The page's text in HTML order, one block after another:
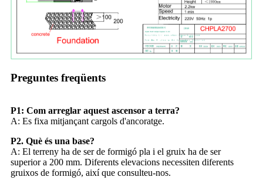
Preguntes freqüents
P1: Com arreglar aquest ascensor a terra?
A: Es fixa mitjançant cargols d'ancoratge.
P2. Què és una base?
A: El terreny ha de ser de formigó pla i el gruix ha de ser
superior a 200 mm. Diferents elevacions necessiten diferents
gruixos de formigó, així que consulteu-nos.